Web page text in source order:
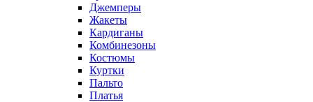
Джемперы
Жакеты
Кардиганы
Комбинезоны
Костюмы
Куртки
Пальто
Платья